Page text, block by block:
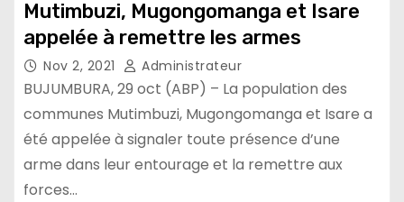
Mutimbuzi, Mugongomanga et Isare
appelée à remettre les armes
Nov 2, 2021 Administrateur
BUJUMBURA, 29 oct (ABP) – La population des
communes Mutimbuzi, Mugongomanga et Isare a
été appelée à signaler toute présence d’une
arme dans leur entourage et la remettre aux
forces…